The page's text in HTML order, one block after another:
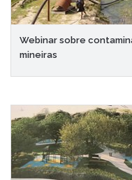
Webinar sobre
mineiras